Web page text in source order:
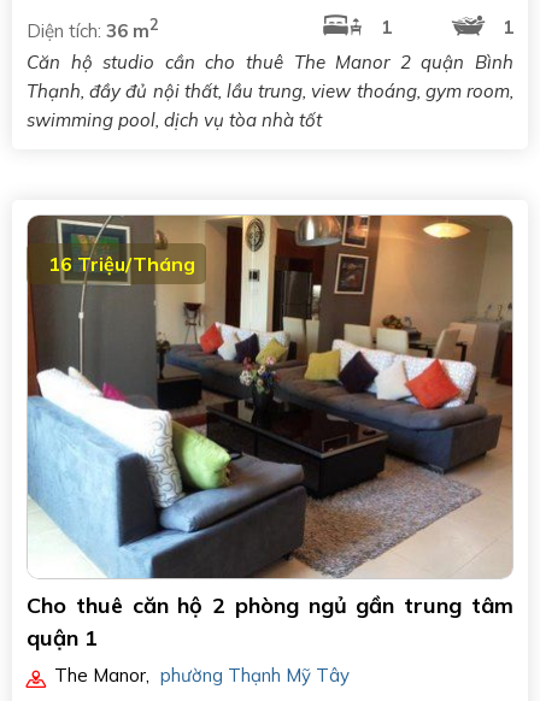
Diện tích: 36 m2 1
1
Căn hộ studio cần cho thuê The Manor 2 quận Bình
Thạnh, đầy đủ nội thất, lầu trung, view thoáng, gym room,
swimming pool, dịch vụ tòa nhà tốt
16 Triệu/Tháng
Cho thuê căn hộ 2 phòng ngủ gần trung tâm
quận 1
The Manor, phường Thạnh Mỹ Tây